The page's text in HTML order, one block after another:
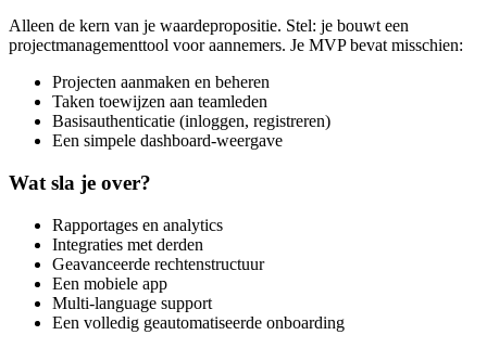
Alleen de kern van je waardepropositie. Stel: je bouwt een
projectmanagementtool voor aannemers. Je MVP bevat misschien:
Projecten aanmaken en beheren
Taken toewijzen aan teamleden
Basisauthenticatie (inloggen, registreren)
Een simpele dashboard-weergave
Wat sla je over?
Rapportages en analytics
Integraties met derden
Geavanceerde rechtenstructuur
Een mobiele app
Multi-language support
Een volledig geautomatiseerde onboarding